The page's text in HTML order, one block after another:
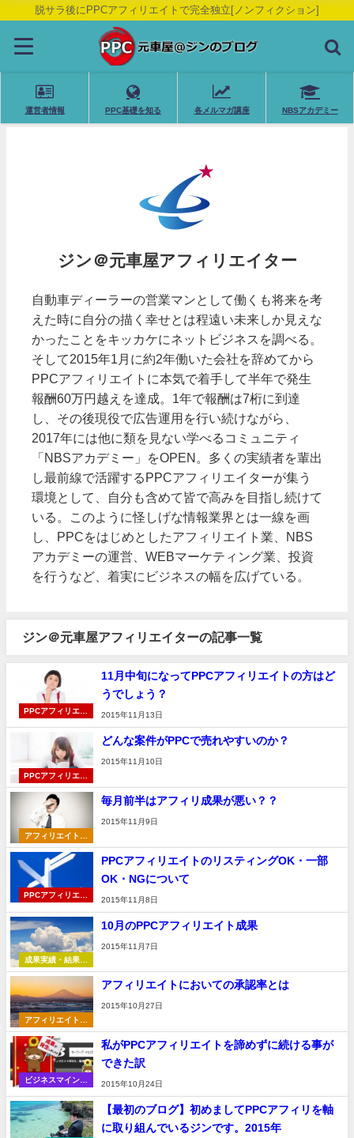
脱サラ後にPPCアフィリエイトで完全独立[ノンフィクション]
運営者情報 PPC基礎を知る 各メルマガ講座 NBSアカデミー
ジン＠元車屋アフィリエイター
自動車ディーラーの営業マンとして働くも将来を考
えた時に自分の描く幸せとは程遠い未来しか見えな
かったことをキッカケにネットビジネスを調べる。
そして2015年1月に約2年働いた会社を辞めてから
PPCアフィリエイトに本気で着手して半年で発生
報酬60万円越えを達成。1年で報酬は7桁に到達
し、その後現役で広告運用を行い続けながら、
2017年には他に類を見ない学べるコミュニティ
「NBSアカデミー」をOPEN。多くの実績者を輩出
し最前線で活躍するPPCアフィリエイターが集う
環境として、自分も含めて皆で高みを目指し続けて
いる。このように怪しげな情報業界とは一線を画
し、PPCをはじめとしたアフィリエイト業、NBS
アカデミーの運営、WEBマーケティング業、投資
を行うなど、着実にビジネスの幅を広げている。
ジン＠元車屋アフィリエイターの記事一覧
PPCアフィリエイ
11月中旬になってPPCアフィリエイトの方はど
うでしょう？
2015年11月13日
PPCアフィリエイ
ト
どんな案件がPPCで売れやすいのか？
2015年11月10日
アフィリエイト全
般
毎月前半はアフィリ成果が悪い？？
2015年11月9日
PPCアフィリエイ
PPCアフィリエイトのリスティングOK・一部
OK・NGについて
2015年11月8日
成果実績・結果報
告
10月のPPCアフィリエイト成果
2015年11月7日
アフィリエイト全
般
アフィリエイトにおいての承認率とは
2015年10月27日
ビジネスマインド
私がPPCアフィリエイトを諦めずに続ける事が
できた訳
2015年10月24日
【最初のブログ】初めましてPPCアフィリを軸
に取り組んでいるジンです。2015年